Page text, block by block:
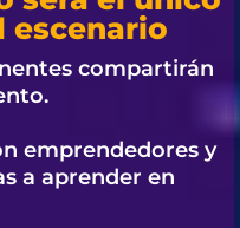
escenario
compartirán
emprendedores y
a aprender en